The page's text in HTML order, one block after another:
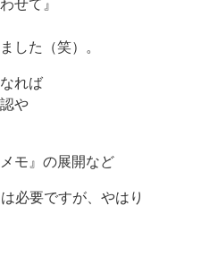
せて』
した（笑）。
れば
や
モ』の展開など
必要ですが、やはり